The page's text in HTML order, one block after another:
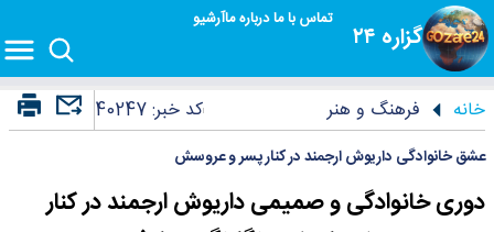
گزاره ۲۴
تماس با مادرباره ماآرشیو
خانه فرهنگ و هنر کد خبر:40247
عشق خانوادگی داریوش ارجمند در کنار پسر و عروسش
دوری خانوادگی و صمیمی داریوش ارجمند در کنار